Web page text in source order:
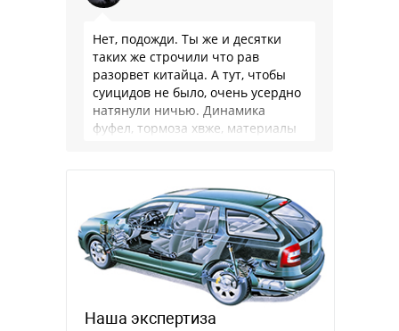
Нет, подожди. Ты же и десятки
таких же строчили что рав
разорвет китайца. А тут, чтобы
суицидов не было, очень усердно
натянули ничью. Динамика
фуфел, тормоза хвже, материалы
Наша экспертиза